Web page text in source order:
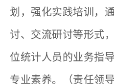
划，强化实践培训，
讨、交流研讨等形式
位统计人员的业务指
专业素养。（责任领